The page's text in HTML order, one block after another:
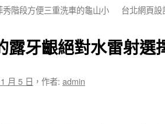
階段方便三重洗車的龜山小
台北網頁
露牙齦絕對水雷射
月 5 日 ， 作者: admin